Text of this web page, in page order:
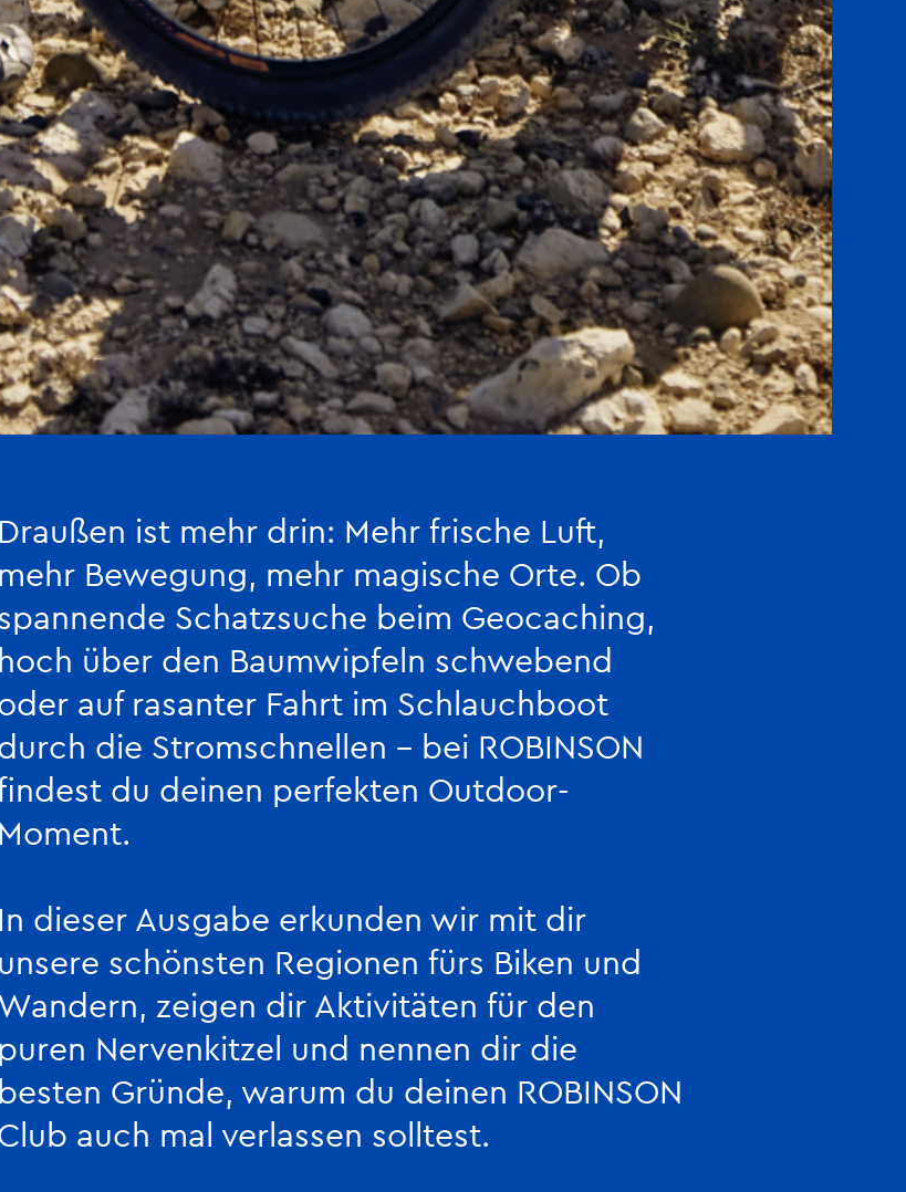
Draußen ist mehr drin: Mehr frische Luft,
mehr Bewegung, mehr magische Orte. Ob
Schatzsuche beim Geocaching,
hoch über den Baumwipfeln schwebend
auf rasanter Fahrt im Schlauchboot
die Stromschnellen – bei ROBINSON
du deinen perfekten Outdoor-
Moment.
In dieser Ausgabe erkunden wir mit dir
unsere schönsten Regionen fürs Biken und
zeigen dir Aktivitäten für den
puren Nervenkitzel und nennen dir die
besten Gründe, warum du deinen ROBINSON
auch mal verlassen solltest.